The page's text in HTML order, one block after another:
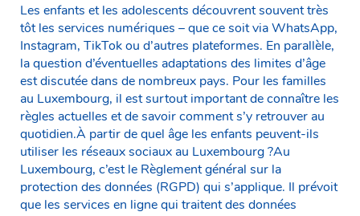
Les enfants et les adolescents découvrent souvent très
tôt les services numériques – que ce soit via WhatsApp,
Instagram, TikTok ou d’autres plateformes. En parallèle,
la question d’éventuelles adaptations des limites d’âge
est discutée dans de nombreux pays. Pour les familles
au Luxembourg, il est surtout important de connaître les
règles actuelles et de savoir comment s’y retrouver au
quotidien.À partir de quel âge les enfants peuvent-ils
utiliser les réseaux sociaux au Luxembourg ?Au
Luxembourg, c’est le Règlement général sur la
protection des données (RGPD) qui s’applique. Il prévoit
que les services en ligne qui traitent des données